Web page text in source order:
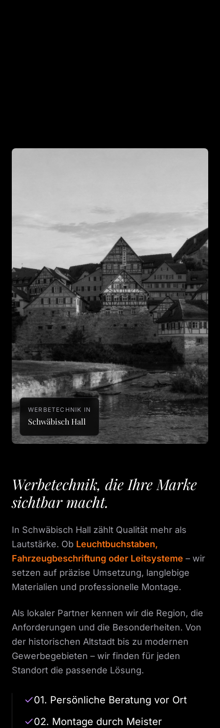
WERBETECHNIK IN
Schwäbisch Hall
Werbetechnik, die Ihre Marke
sichtbar macht.
In Schwäbisch Hall zählt Qualität mehr als
Lautstärke. Ob Leuchtbuchstaben,
Fahrzeugbeschriftung oder Leitsysteme – wir
setzen auf präzise Umsetzung, langlebige
Materialien und professionelle Montage.
Als lokaler Partner kennen wir die Region, die
Anforderungen und die Besonderheiten. Von
der historischen Altstadt bis zu modernen
Gewerbegebieten – wir finden für jeden
Standort die passende Lösung.
01. Persönliche Beratung vor Ort
02. Montage durch Meister